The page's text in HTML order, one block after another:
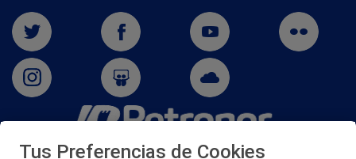
San Martín 5-Edificio Muñatones,
Tus Preferencias de Cookies